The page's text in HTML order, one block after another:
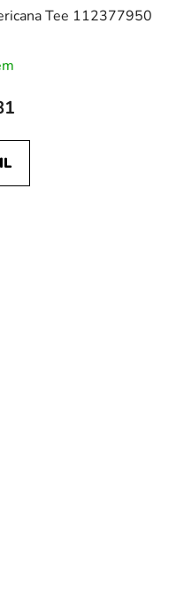
Tee 112377950